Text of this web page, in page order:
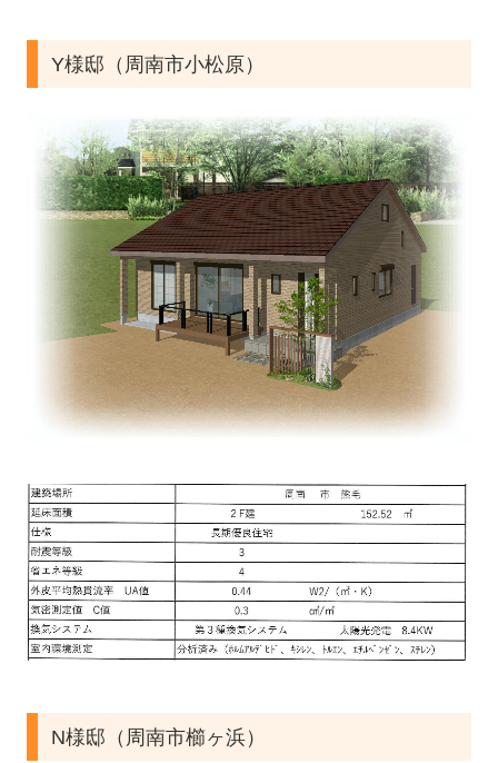
Y様邸（周南市小松原）
N様邸（周南市櫛ヶ浜）